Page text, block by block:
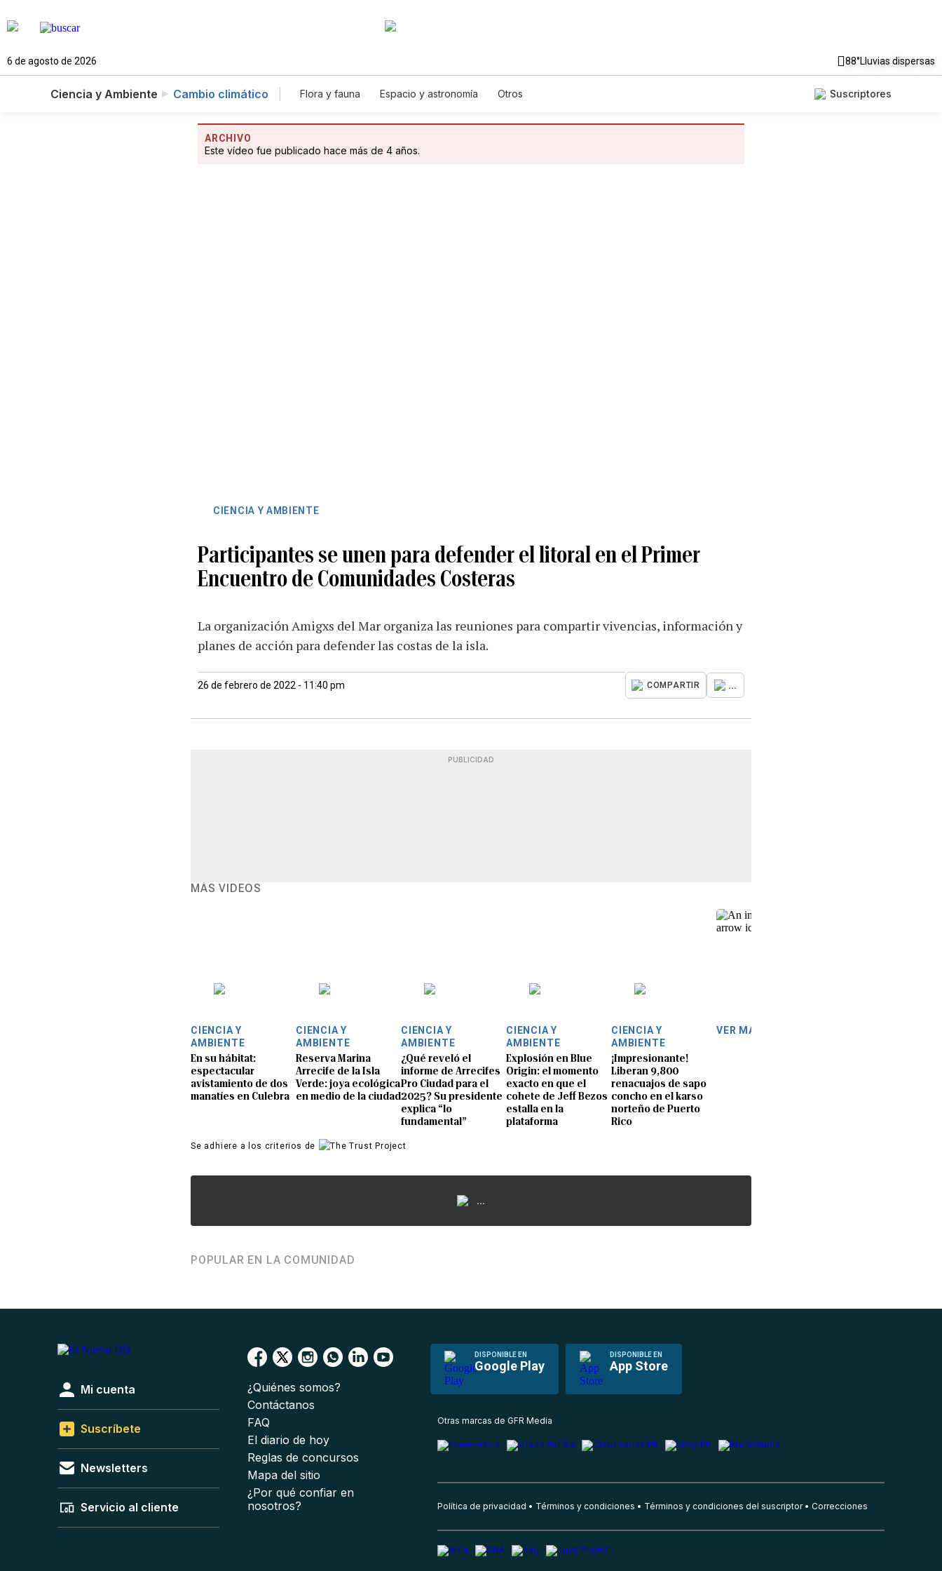
6 de agosto de 2026 88°Lluvias dispersas
Ciencia y Ambiente Cambio climático Flora y fauna Espacio y astronomía Otros Suscriptores
ARCHIVO
Este vídeo fue publicado hace más de 4 años.
CIENCIA Y AMBIENTE
Participantes se unen para defender el litoral en el Primer
Encuentro de Comunidades Costeras
La organización Amigxs del Mar organiza las reuniones para compartir vivencias, información y
planes de acción para defender las costas de la isla.
26 de febrero de 2022 - 11:40 pm COMPARTIR ...
PUBLICIDAD
MÁS VIDEOS
CIENCIA Y
AMBIENTE
En su hábitat:
espectacular
avistamiento de dos
manatíes en Culebra
CIENCIA Y
AMBIENTE
Reserva Marina
Arrecife de la Isla
Verde: joya ecológica
en medio de la ciudad
CIENCIA Y
AMBIENTE
¿Qué reveló el
informe de Arrecifes
Pro Ciudad para el
2025? Su presidente
explica “lo
fundamental”
CIENCIA Y
AMBIENTE
Explosión en Blue
Origin: el momento
exacto en que el
cohete de Jeff Bezos
estalla en la
plataforma
CIENCIA Y
AMBIENTE
¡Impresionante!
Liberan 9,800
renacuajos de sapo
concho en el karso
norteño de Puerto
Rico
VER MÁS
Se adhiere a los criterios de
...
POPULAR EN LA COMUNIDAD
DISPONIBLE EN
Google Play
DISPONIBLE EN
App Store
Mi cuenta
Suscríbete
Newsletters
Servicio al cliente
¿Quiénes somos?
Contáctanos
FAQ
El diario de hoy
Reglas de concursos
Mapa del sitio
¿Por qué confiar en
nosotros?
Otras marcas de GFR Media
Política de privacidad Términos y condiciones Términos y condiciones del suscriptor Correcciones